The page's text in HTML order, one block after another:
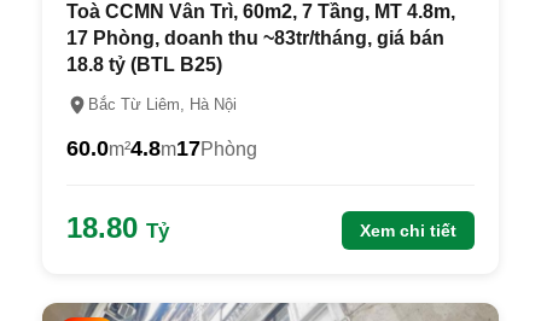
Toà CCMN Vân Trì, 60m2, 7 Tầng, MT 4.8m,
17 Phòng, doanh thu ~83tr/tháng, giá bán
18.8 tỷ (BTL B25)
Bắc Từ Liêm, Hà Nội
60.0m²4.8m17Phòng
18.80 Tỷ Xem chi tiết